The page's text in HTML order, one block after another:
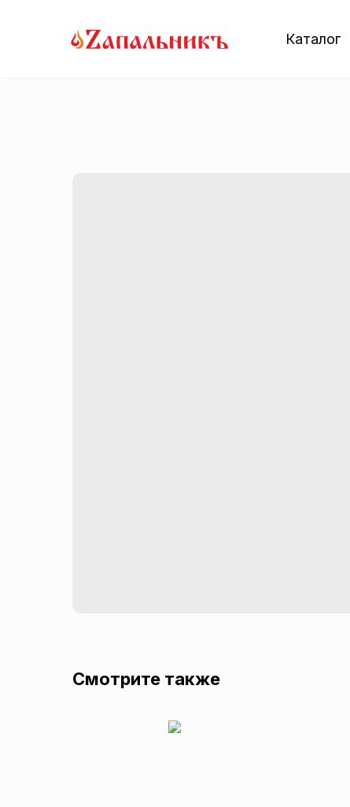
Каталог
Смотрите также